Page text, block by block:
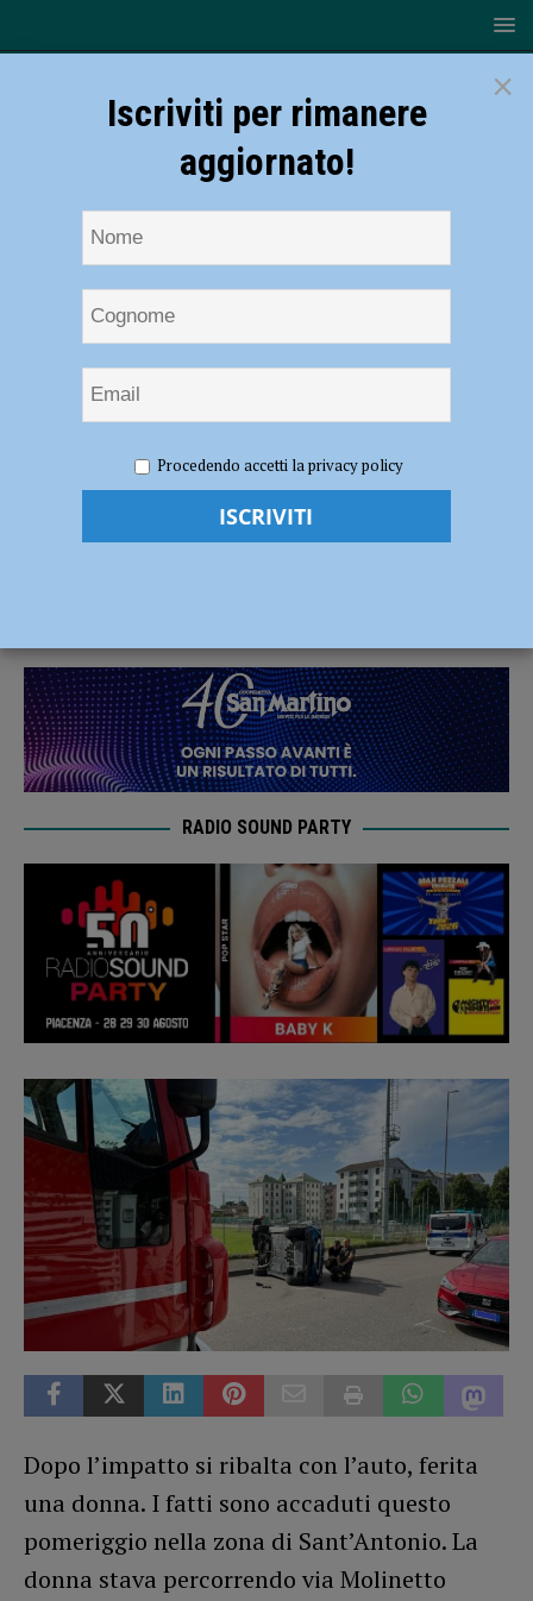
contro le auto in sosta e si ribalta, ferita una donna
Si schianta contro le auto in sosta e si
RADIO SOUND PARTY
Dopo l’impatto si ribalta con l’auto, ferita
una donna. I fatti sono accaduti questo
pomeriggio nella zona di Sant’Antonio. La
donna stava percorrendo via Molinetto
×
Iscriviti per rimanere
aggiornato!
Procedendo accetti la privacy policy